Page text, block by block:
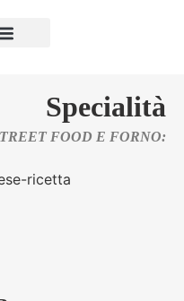
Specialità
FOOD E FORNO: